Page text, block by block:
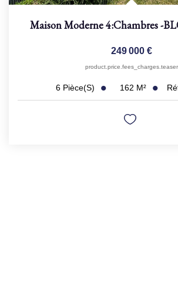
Maison Moderne 4:chambres -
249 000 €
product.price.fees_charges.teaser
6 Pièce(s) 162 M²